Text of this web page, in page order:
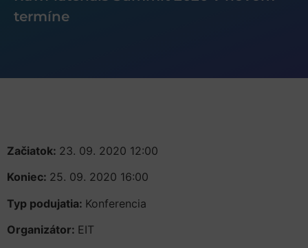
termíne
Začiatok: 23. 09. 2020 12:00
Koniec: 25. 09. 2020 16:00
Typ podujatia: Konferencia
Organizátor: EIT